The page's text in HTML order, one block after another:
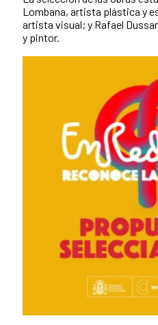
Lombana, artista plástica y
artista visual; y Rafael
y pintor.